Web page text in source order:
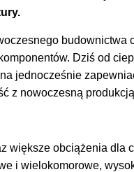
budownictwa
Dziś od
jednocześnie
z nowoczesną
większe obciążenia dla
i wielokomorowe,